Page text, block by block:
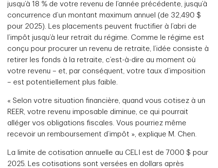
jusqu’à 18 % de votre revenu de l’année précédente, jusqu’à
concurrence d’un montant maximum annuel (de 32,490 $
pour 2025). Les placements peuvent fructifier à l’abri de
l’impôt jusqu’à leur retrait du régime. Comme le régime est
conçu pour procurer un revenu de retraite, l’idée consiste à
retirer les fonds à la retraite, c’est-à-dire au moment où
votre revenu – et, par conséquent, votre taux d’imposition
– est potentiellement plus faible.
« Selon votre situation financière, quand vous cotisez à un
REER, votre revenu imposable diminue, ce qui pourrait
alléger vos obligations fiscales. Vous pourriez même
recevoir un remboursement d’impôt », explique M. Chen.
La limite de cotisation annuelle au CELI est de 7000 $ pour
2025. Les cotisations sont versées en dollars après